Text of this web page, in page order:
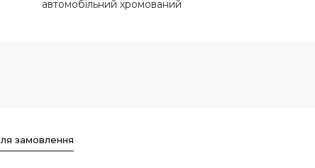
автомобільний хромований
замовлення